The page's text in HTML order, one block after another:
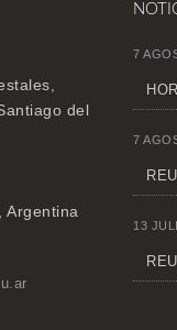
del
Argentina
7
7
13